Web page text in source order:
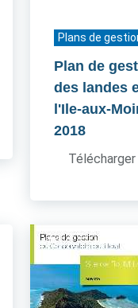
Plans de
Plan de
des landes
l'Ile-aux-
2018